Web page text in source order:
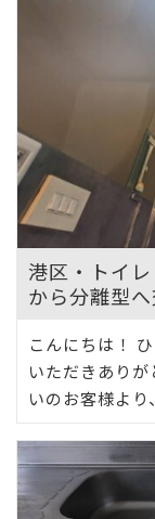
港区・トイ
から分離型
こんにちは！
いただきあり
いのお客様よ